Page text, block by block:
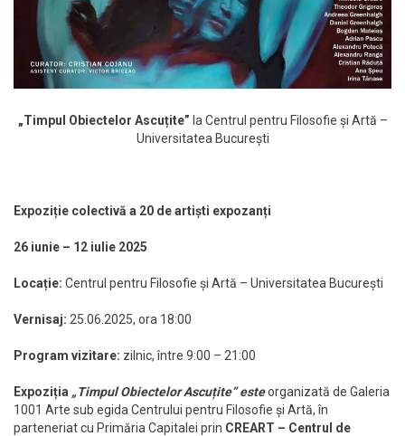
„Timpul Obiectelor Ascuțite” la Centrul pentru Filosofie și Artă –
Universitatea București
Expoziție colectivă a 20 de artiști expozanți
26 iunie – 12 iulie 2025
Locație: Centrul pentru Filosofie și Artă – Universitatea București
Vernisaj: 25.06.2025, ora 18:00
Program vizitare: zilnic, între 9:00 – 21:00
Expoziția „Timpul Obiectelor Ascuțite” esteorganizată de Galeria
1001 Arte sub egida Centrului pentru Filosofie și Artă, în
parteneriat cu Primăria Capitalei prin CREART – Centrul de